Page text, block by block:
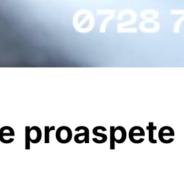
proaspete